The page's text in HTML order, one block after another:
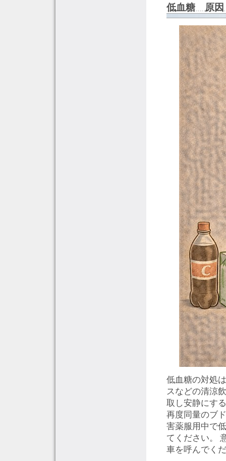
低血糖 原因
低血糖の対処
スなどの清涼
取し安静にす
再度同量のブ
害薬服用中で
てください。
車を呼んでく